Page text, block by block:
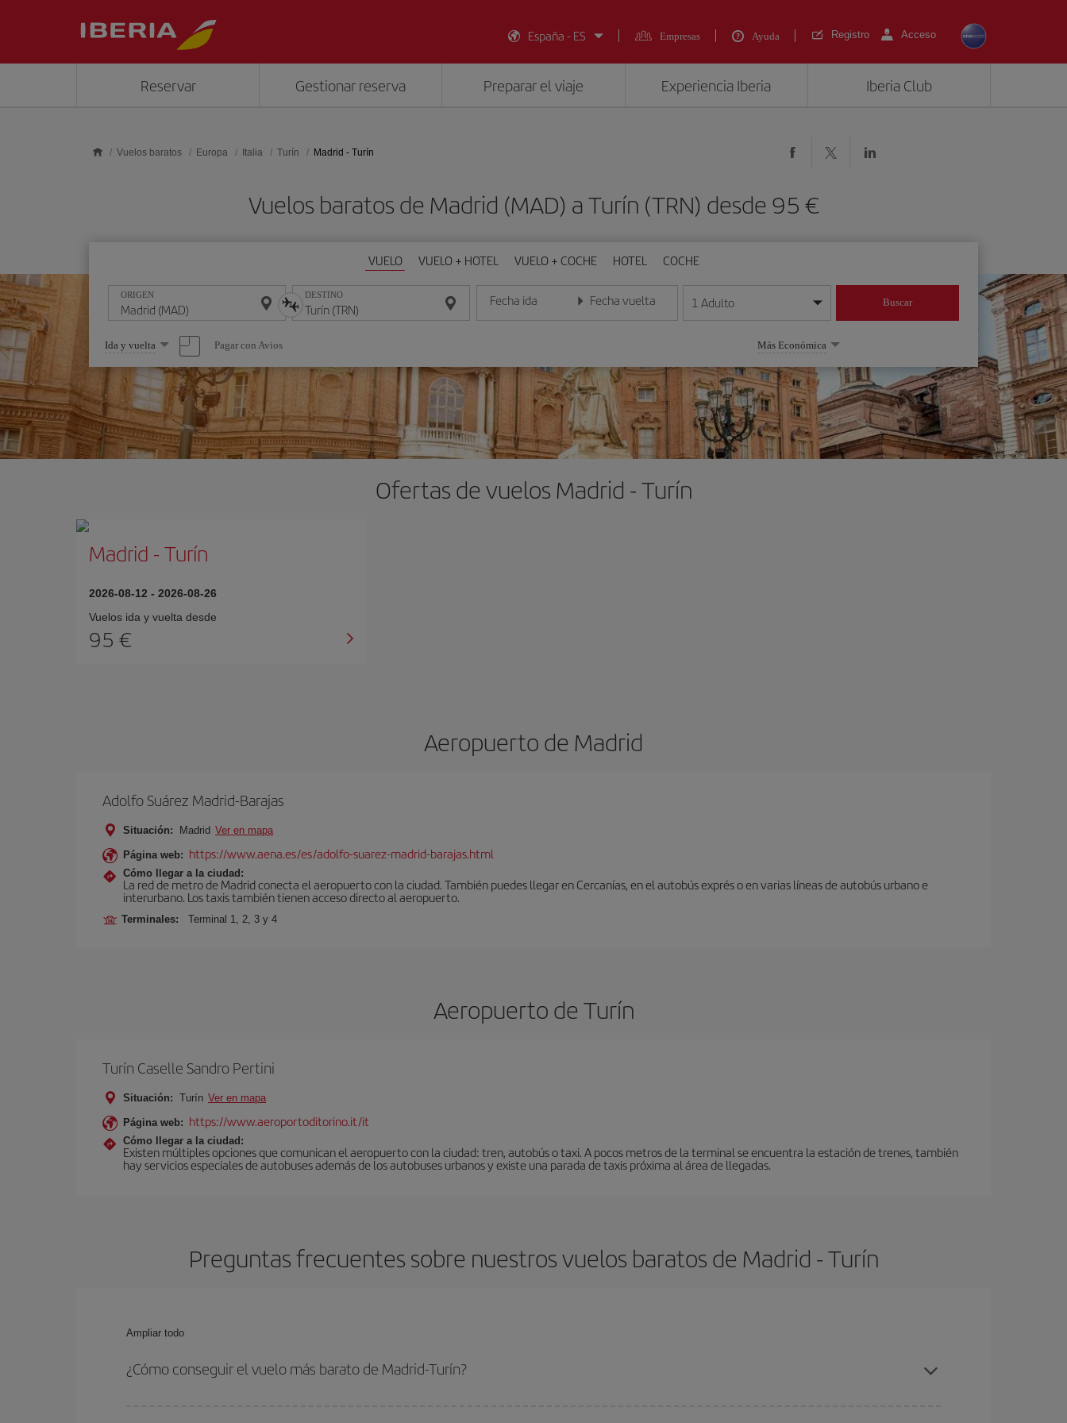
España - ES
Empresas Ayuda Registro Acceso
Reservar Gestionar reserva Preparar el viaje Experiencia Iberia Iberia Club
Vuelos baratos Europa Italia Turín Madrid - Turín
Vuelos baratos de Madrid (MAD) a Turín (TRN) desde 95 €
VUELO VUELO + HOTEL VUELO + COCHE HOTEL COCHE
ORIGEN DESTINO Fecha ida
Introduce la fecha en formato día/mes/año
Fecha vuelta
Introduce la fecha en formato día/mes/año
1 Adulto Buscar
Seleccione
una
opción
Ida y vuelta Pagar con Avios Más Económica
Ofertas de vuelos Madrid - Turín
Madrid -Turín
2026-08-12 - 2026-08-26
Vuelos ida y vuelta desde
95 €
Aeropuerto de Madrid
Adolfo Suárez Madrid-Barajas
Situación: Madrid Ver en mapa
Página web: https://www.aena.es/es/adolfo-suarez-madrid-barajas.html
Cómo llegar a la ciudad:
La red de metro de Madrid conecta el aeropuerto con la ciudad. También puedes llegar en Cercanías, en el autobús exprés o en varias líneas de autobús urbano e
interurbano. Los taxis también tienen acceso directo al aeropuerto.
Terminales: Terminal 1, 2, 3 y 4
Aeropuerto de Turín
Turín Caselle Sandro Pertini
Situación: Turín Ver en mapa
Página web: https://www.aeroportoditorino.it/it
Cómo llegar a la ciudad:
Existen múltiples opciones que comunican el aeropuerto con la ciudad: tren, autobús o taxi. A pocos metros de la terminal se encuentra la estación de trenes, también
hay servicios especiales de autobuses además de los autobuses urbanos y existe una parada de taxis próxima al área de llegadas.
Preguntas frecuentes sobre nuestros vuelos baratos de Madrid - Turín
Ampliar todo
¿Cómo conseguir el vuelo más barato de Madrid-Turín?